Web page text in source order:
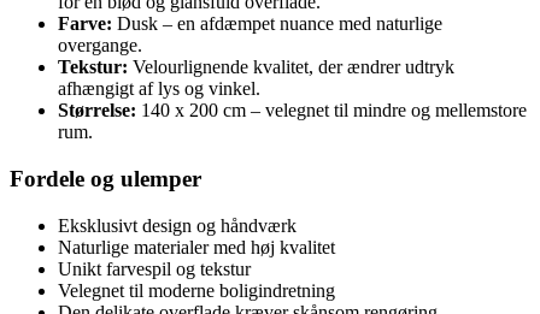
Farve: Dusk – en afdæmpet nuance med naturlige
overgange.
Tekstur: Velourlignende kvalitet, der ændrer udtryk
afhængigt af lys og vinkel.
Størrelse: 140 x 200 cm – velegnet til mindre og mellemstore
rum.
Fordele og ulemper
Eksklusivt design og håndværk
Naturlige materialer med høj kvalitet
Unikt farvespil og tekstur
Velegnet til moderne boligindretning